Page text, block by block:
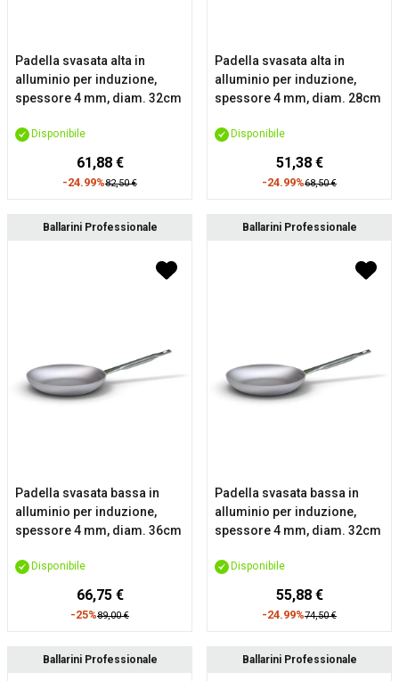
Padella svasata alta in
alluminio per induzione,
spessore 4 mm, diam. 32cm
Disponibile
61,88 €
82,50 €
-24.99%
Padella svasata alta in
alluminio per induzione,
spessore 4 mm, diam. 28cm
Disponibile
51,38 €
68,50 €
-24.99%
Ballarini Professionale
Padella svasata bassa in
alluminio per induzione,
spessore 4 mm, diam. 36cm
Disponibile
66,75 €
89,00 €
-25%
Ballarini Professionale
Padella svasata bassa in
alluminio per induzione,
spessore 4 mm, diam. 32cm
Disponibile
55,88 €
74,50 €
-24.99%
Ballarini Professionale Ballarini Professionale